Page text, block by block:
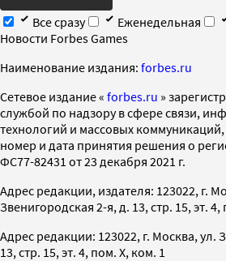
Все сразу
Еженедельная
Новости Forbes Games
Наименование издания: forbes.ru
Cетевое издание « forbes.ru »
службой по надзору в сфере связи,
технологий и массовых
номер и дата принятия решения о
ФС77-82431 от 23 декабря 2021 г.
Адрес редакции, издателя: 123022, г.
Звенигородская 2-я, д. 13, стр. 15, эт. 4,
Адрес редакции: 123022, г. Москва, ул.
13, стр. 15, эт. 4, пом. X, ком. 1